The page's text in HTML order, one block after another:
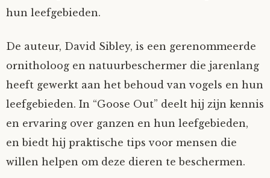
hun leefgebieden.
De auteur, David Sibley, is een gerenommeerde
ornitholoog en natuurbeschermer die jarenlang
heeft gewerkt aan het behoud van vogels en hun
leefgebieden. In “Goose Out” deelt hij zijn kennis
en ervaring over ganzen en hun leefgebieden,
en biedt hij praktische tips voor mensen die
willen helpen om deze dieren te beschermen.